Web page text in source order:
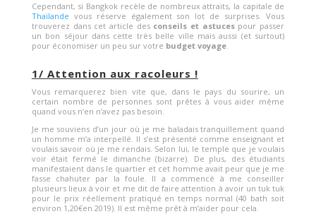
Cependant, si Bangkok recèle de nombreux attraits, la capitale de
Thaïlande vous réserve également son lot de surprises. Vous
trouverez dans cet article des conseils et astucespour passer
un bon séjour dans cette très belle ville mais aussi (et surtout)
pour économiser un peu sur votre budget voyage.
1/ Attention aux racoleurs !
Vous remarquerez bien vite que, dans le pays du sourire, un
certain nombre de personnes sont prêtes à vous aider même
quand vous n’en n’avez pas besoin.
Je me souviens d’un jour où je me baladais tranquillement quand
un homme m’a interpellé. Il s’est présenté comme enseignant et
voulais savoir où je me rendais. Selon lui, le temple que je voulais
voir était fermé le dimanche (bizarre). De plus, des étudiants
manifestaient dans le quartier et cet homme avait peur que je me
fasse chahuter par la foule. Il a commencé à me conseiller
plusieurs lieux à voir et me dit de faire attention à avoir un tuk tuk
pour le prix réellement pratiqué en temps normal (40 bath soit
environ 1,20€en 2019). Il est même prêt à m’aider pour cela.